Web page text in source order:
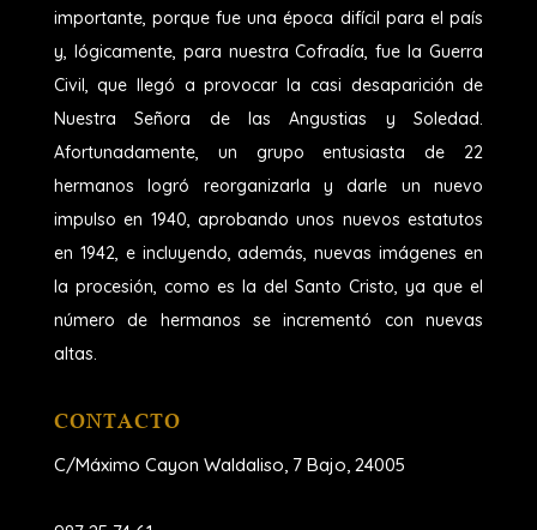
importante, porque fue una época difícil para el país
y, lógicamente, para nuestra Cofradía, fue la Guerra
Civil, que llegó a provocar la casi desaparición de
Nuestra Señora de las Angustias y Soledad.
Afortunadamente, un grupo entusiasta de 22
hermanos logró reorganizarla y darle un nuevo
impulso en 1940, aprobando unos nuevos estatutos
en 1942, e incluyendo, además, nuevas imágenes en
la procesión, como es la del Santo Cristo, ya que el
número de hermanos se incrementó con nuevas
altas.
CONTACTO
C/Máximo Cayon Waldaliso, 7 Bajo, 24005